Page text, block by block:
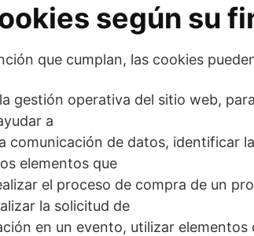
según su
que cumplan, las cookies
gestión operativa del sitio web,
a
comunicación de datos, identificar
elementos que
el proceso de compra de un
la solicitud de
en un evento, utilizar elementos